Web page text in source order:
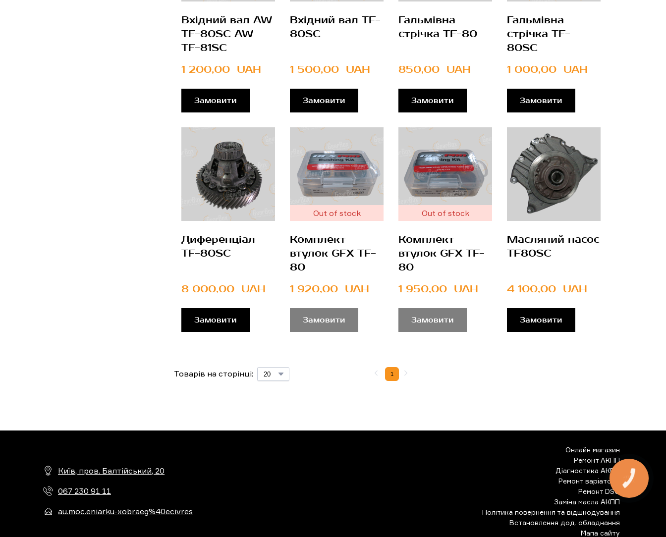
Вхідний вал AW
TF-80SC AW
TF-81SC
1 200,00  UAH
Замовити
Вхідний вал TF-
80SC
1 500,00  UAH
Замовити
Гальмівна
стрічка TF-80
850,00  UAH
Замовити
Гальмівна
стрічка TF-
80SC
1 000,00  UAH
Замовити
Диференціал
TF-80SC
8 000,00  UAH
Замовити
Out of stock
Комплект
втулок GFX TF-
80
1 920,00  UAH
Замовити
Out of stock
Комплект
втулок GFX TF-
80
1 950,00  UAH
Замовити
Масляний насос
TF80SC
4 100,00  UAH
Замовити
Товарів на сторінці: 1
Київ, пров. Балтійський, 20
067 230 91 11
au.moc.eniarku-xobraeg%40ecivres
Онлайн магазин
Ремонт АКПП
Діагностика АКПП
Ремонт варіатора
Ремонт DSG
Заміна масла АКПП
Політика повернення та відшкодування
Встановлення дод. обладнання
Мапа сайту
КНОПКА
ЗВ'ЯЗКУ